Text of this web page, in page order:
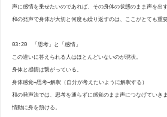
・2022.6.30疲れにくい三味線の弾
・2022.5.30祇園小唄/弾き唄い/三
・2022.4.21
・2022.3.1415周年コンサートを開
・2022.3.5教則動画「三味線にメ
・2022.2.20コンサート リハーサ
声に感情を乗せたいのであれば、その身体の状態のまま声を出
和の発声で身体が大切と何度も繰り返すのは、ここがとても重
03:20 「思考」と「感情」
この違いに答えられる人はほとんどいないのが現状。
身体と感情は繋がっている。
身体感覚→思考→解釈（自分が考えたいように解釈する）
和の発声法では、思考を通らずに感覚のまま声につなげていきま
情動に身を預ける。